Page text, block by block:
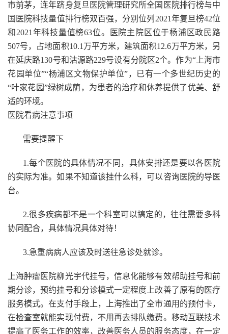
市前茅，连年跻身复旦医院管理研究所全国医院排行榜与中
国医院科技量值排行榜双百强，分别位列2021年复旦榜42位
和2021年科技量值榜63位。医院主院区位于杨浦区政民路
507号，占地面积10.1万平方米，建筑面积12.6万平方米，另
在延庆路130号和沽源路229号设有分院区2个。作为“上海市
花园单位”“杨浦区文物保护单位”，已有一个多世纪历史的
“叶家花园”绿树成荫，为患者的治疗和休养提供了优美、舒
适的环境。
医院看病注意事项
需要提醒下
1.每个医院的具体情况不同，具体安排还是要以各医院
的实际为准。如果不知道该挂什么科，可以咨询医院的导医
台。
2.很多疾病都不是一个科室可以搞定的，往往需要多科
协同配合，具体情况具体对待！
3.急重病病人应该及时送往急诊处就诊。
上海肿瘤医院柳光宇代挂号，信息化能够有效帮助挂号和前
期分诊，预约挂号和分诊模式一定程度上改善了原有的医疗
服务模式。在支付手段上，上海推出了全市通用的预付卡，
在检查室就能实现付费，不用再去排队缴费。移动互联技术
提高了医务工作的效率，改善医务人员的服务态度，在一定